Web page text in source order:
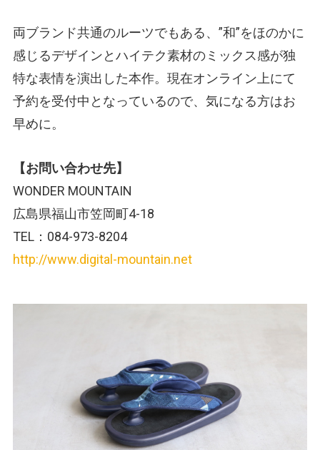
両ブランド共通のルーツでもある、”和”をほのかに
感じるデザインとハイテク素材のミックス感が独
特な表情を演出した本作。現在オンライン上にて
予約を受付中となっているので、気になる方はお
早めに。
【お問い合わせ先】
WONDER MOUNTAIN
広島県福山市笠岡町4-18
TEL：084-973-8204
http://www.digital-mountain.net